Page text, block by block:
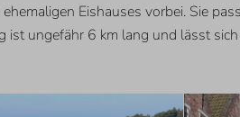
Eishauses vorbei. Sie
ungefähr 6 km lang und lässt